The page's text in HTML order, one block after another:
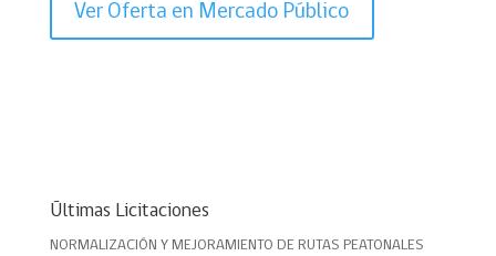
Ver Oferta en Mercado Público
Últimas Licitaciones
NORMALIZACIÓN Y MEJORAMIENTO DE RUTAS PEATONALES